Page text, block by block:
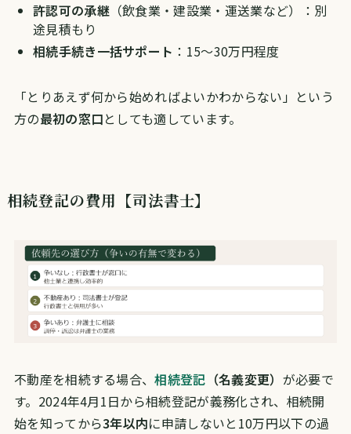
許認可の承継（飲食業・建設業・運送業など）：別
途見積もり
相続手続き一括サポート ：15〜30万円程度
「とりあえず何から始めればよいかわからない」という
方の最初の窓口としても適しています。
相続登記の費用【司法書士】
不動産を相続する場合、相続登記 （名義変更） が必要で
す。2024年4月1日から相続登記が義務化され、相続開
始を知ってから3年以内に申請しないと10万円以下の過